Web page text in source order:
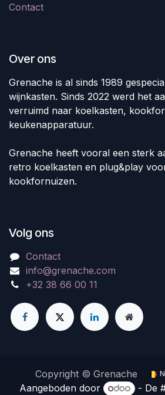
Contact
Over ons
Grenache is al sinds 1989
wijnkasten. Sinds 2022 werd het
verruimd naar koelkasten,
keukenapparatuur.
Grenache heeft vooral een sterk
retro koelkasten en plug&play
kookfornuizen.
Volg ons
Contact
info@grenache.com
+32 38 66 00 11
Copyright © Grenache
Aangeboden door - De